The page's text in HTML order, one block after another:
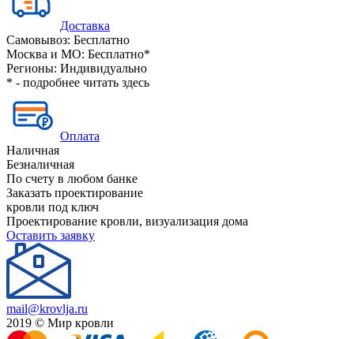
Доставка
Самовывоз: Бесплатно
Москва и МО: Бесплатно*
Регионы: Индивидуально
* - подробнее читать здесь
Оплата
Наличная
Безналичная
По счету в любом банке
Заказать проектирование
кровли под ключ
Проектирование кровли, визуализация дома
Оставить заявку
mail@krovlja.ru
2019 © Мир кровли